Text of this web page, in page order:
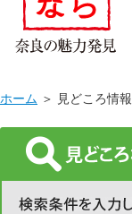
ホーム ＞ 見どころ情報